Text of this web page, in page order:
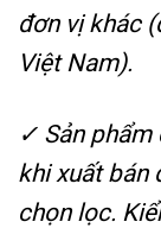
đơn vị khác
Việt Nam).
✓ Sản
khi xuất bán
chọn lọc.